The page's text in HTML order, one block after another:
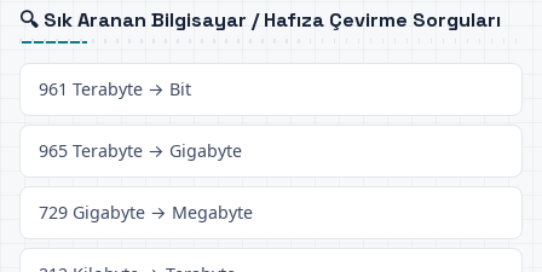
🔍 Sık Aranan Bilgisayar / Hafıza Çevirme Sorguları
961 Terabyte → Bit
965 Terabyte → Gigabyte
729 Gigabyte → Megabyte